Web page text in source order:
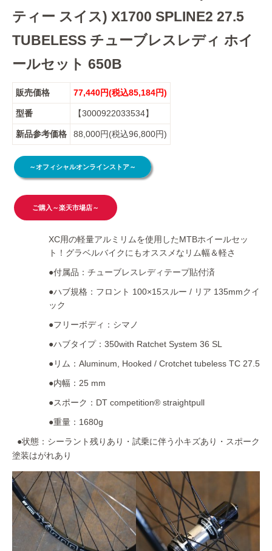
ティー スイス) X1700 SPLINE2 27.5
TUBELESS チューブレスレディ ホイ
ールセット 650B
販売価格 77,440円(税込85,184円)
型番 【3000922033534】
新品参考価格 88,000円(税込96,800円)
～オフィシャルオンラインストア～
ご購入～楽天市場店～
XC用の軽量アルミリムを使用したMTBホイールセッ
ト！グラベルバイクにもオススメなリム幅＆軽さ
●付属品：チューブレスレディテープ貼付済
●ハブ規格：フロント 100×15スルー / リア 135mmクイ
ック
●フリーボディ：シマノ
●ハブタイプ：350with Ratchet System 36 SL
●リム：Aluminum, Hooked / Crotchet tubeless TC 27.5
●内幅：25 mm
●スポーク：DT competition® straightpull
●重量：1680g
●状態：シーラント残りあり・試乗に伴う小キズあり・スポーク
塗装はがれあり